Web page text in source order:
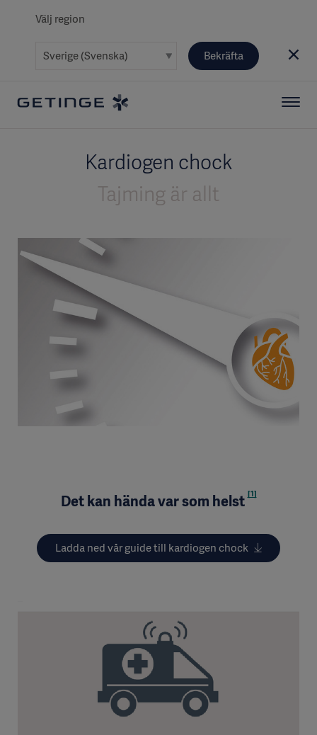
Välj region
Bekräfta
Kardiogen chock
Tajming är allt
Det kan hända var som helst[1]
Ladda ned vår guide till kardiogen chock